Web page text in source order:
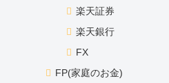
楽天証券
楽天銀行
FX
FP(家庭のお金)